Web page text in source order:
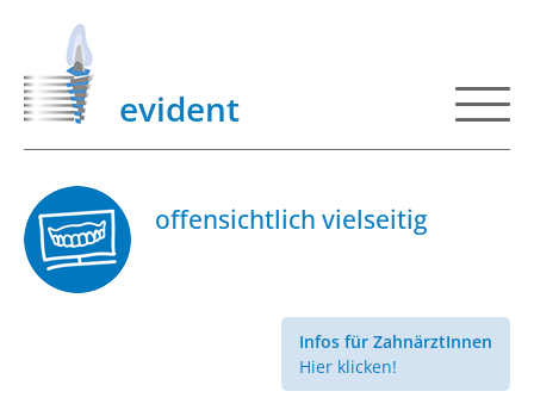
evident
offensichtlich vielseitig
Infos für ZahnärztInnen
Hier klicken!